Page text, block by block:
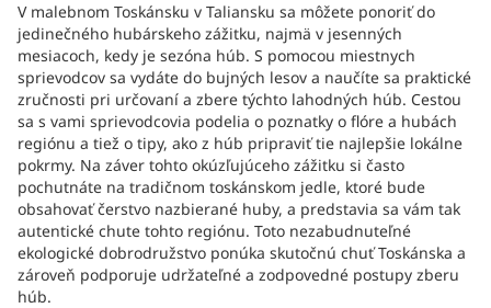
V malebnom Toskánsku v Taliansku sa môžete ponoriť do
jedinečného hubárskeho zážitku, najmä v jesenných
mesiacoch, kedy je sezóna húb. S pomocou miestnych
sprievodcov sa vydáte do bujných lesov a naučíte sa praktické
zručnosti pri určovaní a zbere týchto lahodných húb. Cestou
sa s vami sprievodcovia podelia o poznatky o flóre a hubách
regiónu a tiež o tipy, ako z húb pripraviť tie najlepšie lokálne
pokrmy. Na záver tohto okúzľujúceho zážitku si často
pochutnáte na tradičnom toskánskom jedle, ktoré bude
obsahovať čerstvo nazbierané huby, a predstavia sa vám tak
autentické chute tohto regiónu. Toto nezabudnuteľné
ekologické dobrodružstvo ponúka skutočnú chuť Toskánska a
zároveň podporuje udržateľné a zodpovedné postupy zberu
húb.